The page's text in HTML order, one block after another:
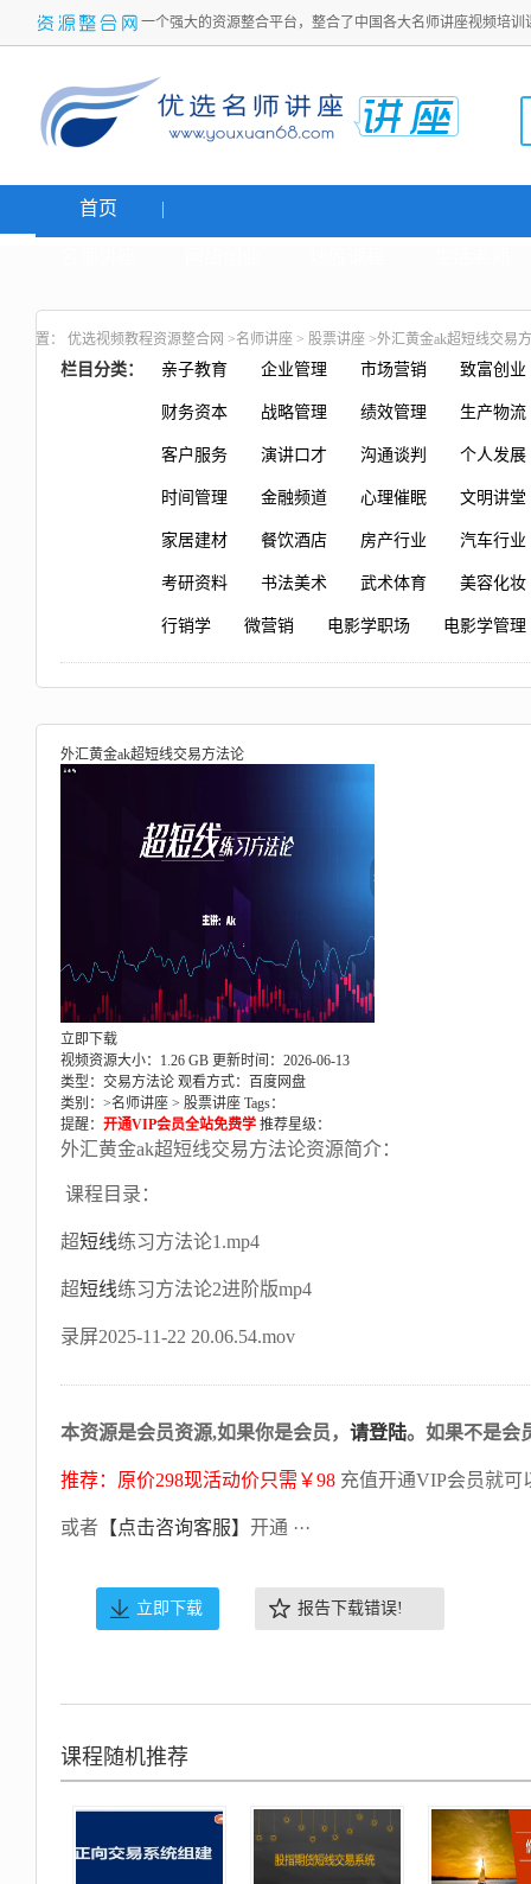
一个强大的资源整合平台，整合了中国各大名师讲座视频培
首页
置： 优选视频教程资源整合网 >名师讲座 > 股票讲座 >外汇黄金ak超短线交易
栏目分类： 亲子教育 企业管理 市场营销 致富创业
财务资本 战略管理 绩效管理 生产物流
客户服务 演讲口才 沟通谈判 个人发展
时间管理 金融频道 心理催眠 文明讲堂
家居建材 餐饮酒店 房产行业 汽车行业
考研资料 书法美术 武术体育 美容化妆
行销学 微营销 电影学职场 电影学管理
外汇黄金ak超短线交易方法论
立即下载
视频资源大小：1.26 GB 更新时间：2026-06-13
类型：交易方法论 观看方式：百度网盘
类别：>名师讲座 > 股票讲座 Tags：
提醒： 开通VIP会员全站免费学 推荐星级：
外汇黄金ak超短线交易方法论资源简介：
课程目录：
超短线练习方法论1.mp4
超短线练习方法论2进阶版mp4
录屏2025-11-22 20.06.54.mov
本资源是会员资源,如果你是会员， 请登陆。如果不是会
推荐：原价298现活动价只需￥98 充值开通VIP会员就可
或者 【点击咨询客服】 开通 ···
立即下载 报告下载错误!
课程随机推荐